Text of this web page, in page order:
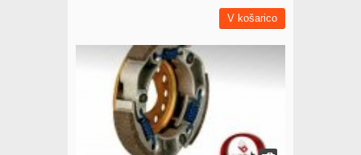
V košarico